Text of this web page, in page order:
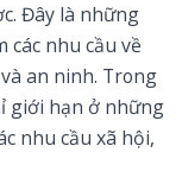
Đây là những
các nhu cầu về
an ninh. Trong
giới hạn ở những
nhu cầu xã hội,